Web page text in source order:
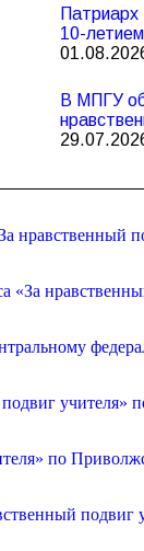
10-
В МПГУ
нравственный
учителя»
по
подвиг